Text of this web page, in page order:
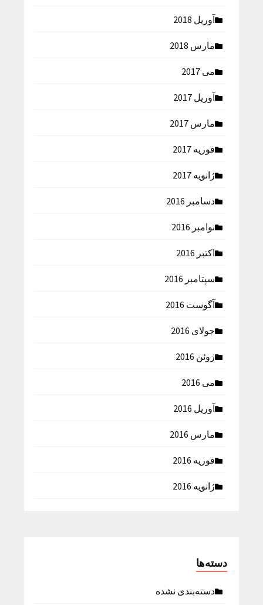
آوریل 2018
مارس 2018
می 2017
آوریل 2017
مارس 2017
فوریه 2017
ژانویه 2017
دسامبر 2016
نوامبر 2016
اکتبر 2016
سپتامبر 2016
آگوست 2016
جولای 2016
ژوئن 2016
می 2016
آوریل 2016
مارس 2016
فوریه 2016
ژانویه 2016
دسته‌ها
دسته‌بندی نشده